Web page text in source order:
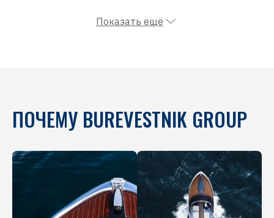
Показать ещё
ПОЧЕМУ BUREVESTNIK GROUP